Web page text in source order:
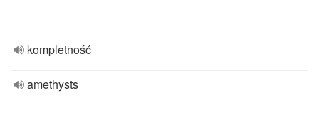
kompletność
amethysts